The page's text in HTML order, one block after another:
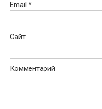
Email *
Сайт
Комментарий